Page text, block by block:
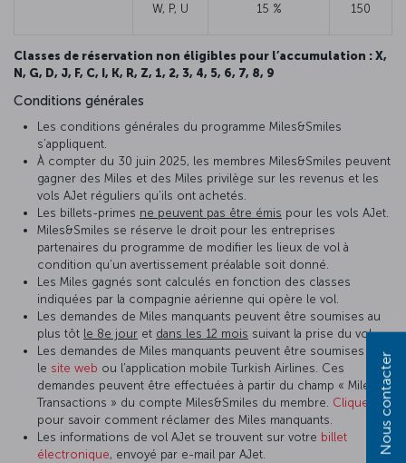
W, P, U 15 % 150
Classes de réservation non éligibles pour l’accumulation : X,
N, G, D, J, F, C, I, K, R, Z, 1, 2, 3, 4, 5, 6, 7, 8, 9
Conditions générales
Les conditions générales du programme Miles&Smiles
s’appliquent.
À compter du 30 juin 2025, les membres Miles&Smiles peuvent
gagner des Miles et des Miles privilège sur les revenus et les
vols AJet réguliers qu’ils ont achetés.
Les billets-primes ne peuvent pas être émis pour les vols AJet.
Miles&Smiles se réserve le droit pour les entreprises
partenaires du programme de modifier les lieux de vol à
condition qu’un avertissement préalable soit donné.
Les Miles gagnés sont calculés en fonction des classes
indiquées par la compagnie aérienne qui opère le vol.
Les demandes de Miles manquants peuvent être soumises au
plus tôt le 8e jour et dans les 12 mois suivant la prise du vol.
Les demandes de Miles manquants peuvent être soumises sur
le site web ou l’application mobile Turkish Airlines. Ces
demandes peuvent être effectuées à partir du champ « Miles
Transactions » du compte Miles&Smiles du membre. Cliquez ici
pour savoir comment réclamer des Miles manquants.
Les informations de vol AJet se trouvent sur votre billet
électronique, envoyé par e-mail par AJet.
Nous contacter